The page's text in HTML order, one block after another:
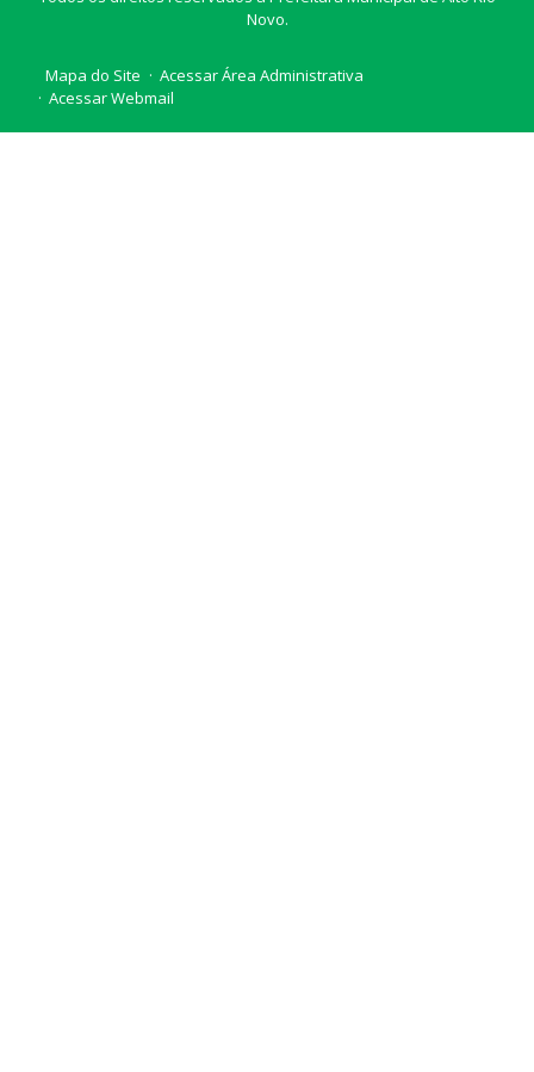
Novo.
Mapa do Site
Acessar Área Administrativa
Acessar Webmail